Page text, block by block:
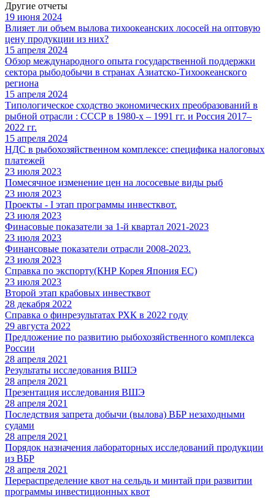
Другие отчеты
19 июня 2024
Влияет ли объем вылова тихоокеанских лососей на оптовую
цену продукции из них?
15 апреля 2024
Обзор международного опыта государственной поддержки
сектора рыбодобычи в странах Азиатско-Тихоокеанского
региона
15 апреля 2024
Типологическое сходство экономических преобразований в
рыбной отрасли : СССР в 1980-х – 1991 гг. и Россия 2017–
2022 гг.
15 апреля 2024
НДС в рыбохозяйственном комплексе: специфика налоговых
платежей
23 июля 2023
Помесячное изменение цен на лососевые виды рыб
23 июля 2023
Проекты - I этап программы инвестквот.
23 июля 2023
Финасовые показатели за 1-й квартал 2021-2023
23 июля 2023
Финансовые показатели отрасли 2008-2023.
23 июля 2023
Справка по экспорту(КНР Корея Япония ЕС)
23 июля 2023
Второй этап крабовых инвестквот
28 декабря 2022
Справка о финрезультатах РХК в 2022 году
29 августа 2022
Предложение по развитию рыбохозяйственного комплекса
России
28 апреля 2021
Результаты исследования ВШЭ
28 апреля 2021
Презентация исследования ВШЭ
28 апреля 2021
Последствия запрета добычи (вылова) ВБР незаходными
судами
28 апреля 2021
Порядок назначения лабораторных исследований продукции
из ВБР
28 апреля 2021
Перераспределение квот на сельдь и минтай при развитии
программы инвестиционных квот